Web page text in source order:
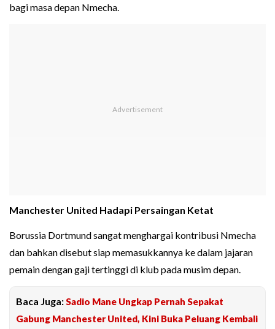
bagi masa depan Nmecha.
Manchester United Hadapi Persaingan Ketat
Borussia Dortmund sangat menghargai kontribusi Nmecha
dan bahkan disebut siap memasukkannya ke dalam jajaran
pemain dengan gaji tertinggi di klub pada musim depan.
Baca Juga: Sadio Mane Ungkap Pernah Sepakat
Gabung Manchester United, Kini Buka Peluang Kembali